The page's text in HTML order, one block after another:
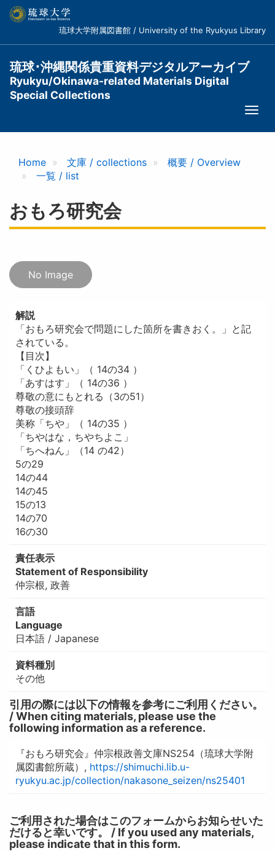
コ
琉球大学附属図書館 / University of the Ryukyus Library
琉球･沖縄関係貴重資料デジタルアーカイブ
Ryukyu/Okinawa-related Materials Digital
Special Collections
Home 文庫 / collections
概要 / Overview
一覧 / list
おもろ研究会
No Image
解説
「おもろ研究会で問題にした箇所を書きおく。」と記
されている。
【目次】
「くひよもい」（ 14の34 ）
「あすはす」（ 14の36 ）
尊敬の意にもとれる（3の51）
尊敬の接頭辞
美称「ちや」（ 14の35 ）
「ちやはな，ちやちよこ」
「ちへねん」（14 の42）
5の29
14の44
14の45
15の13
14の70
16の30
責任表示
Statement of Responsibility
仲宗根, 政善
言語
Language
日本語 / Japanese
資料種別
その他
引用の際には以下の情報を参考にご利用ください。
/ When citing materials, please use the
following information as a reference.
『おもろ研究会』仲宗根政善文庫NS254（琉球大学附
属図書館所蔵）, https://shimuchi.lib.u-
ryukyu.ac.jp/collection/nakasone_seizen/ns25401
ご利用された場合はこのフォームからお知らせいた
だけると幸いです。 / If you used any materials,
please indicate that in this form.